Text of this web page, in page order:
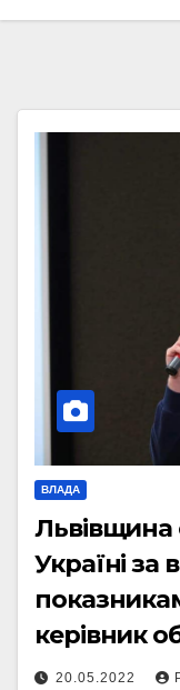
ВЛАДА
Львівщина
Україні за
керівник
20.05.2022